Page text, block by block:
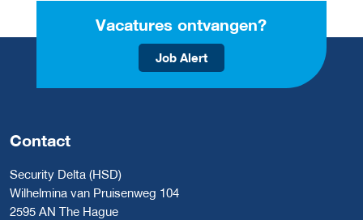
Vacatures ontvangen?
Job Alert
Contact
Security Delta (HSD)
Wilhelmina van Pruisenweg 104
2595 AN The Hague